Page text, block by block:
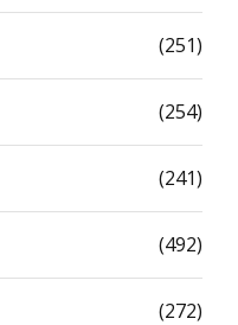
(251)
(254)
(241)
(492)
(272)